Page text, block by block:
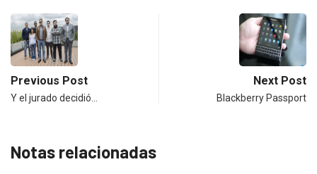
Previous Post
Y el jurado decidió…
Next Post
Blackberry Passport
Notas relacionadas